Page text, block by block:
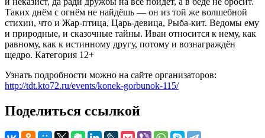
Таких днём с огнём не найдёшь — он из той же волшебной
стихии, что и Жар-птица, Царь-девица, Рыба-кит. Ведомы ему
и природные, и сказочные тайны. Иван относится к нему, как
равному, как к истинному другу, потому и вознаграждён
щедро. Категория 12+
Узнать подробности можно на сайте организаторов:
http://tdt.kto72.ru/events/konek-gorbunok-115/
Поделиться ссылкой